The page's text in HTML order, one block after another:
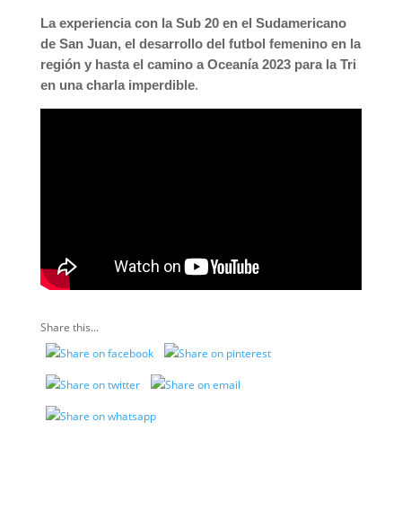
La experiencia con la Sub 20 en el Sudamericano
de San Juan, el desarrollo del futbol femenino en la
región y hasta el camino a Oceanía 2023 para la Tri
en una charla imperdible.
Share this...